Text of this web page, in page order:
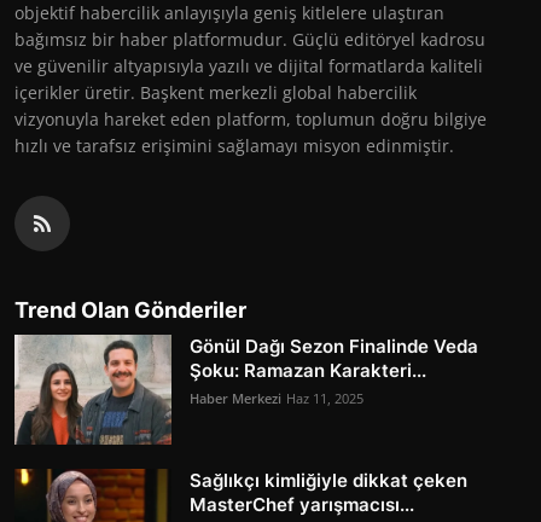
objektif habercilik anlayışıyla geniş kitlelere ulaştıran
bağımsız bir haber platformudur. Güçlü editöryel kadrosu
ve güvenilir altyapısıyla yazılı ve dijital formatlarda kaliteli
içerikler üretir. Başkent merkezli global habercilik
vizyonuyla hareket eden platform, toplumun doğru bilgiye
hızlı ve tarafsız erişimini sağlamayı misyon edinmiştir.
Trend Olan Gönderiler
Gönül Dağı Sezon Finalinde Veda
Şoku: Ramazan Karakteri...
Haber Merkezi Haz 11, 2025
Sağlıkçı kimliğiyle dikkat çeken
MasterChef yarışmacısı...